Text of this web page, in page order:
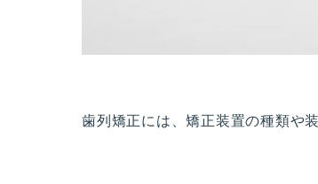
歯列矯正には、矯正装置の種類や